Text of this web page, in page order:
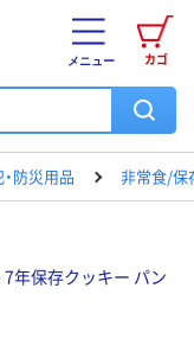
カゴ
メニュー
防災用品 非常食/保
7年保存クッキー パン